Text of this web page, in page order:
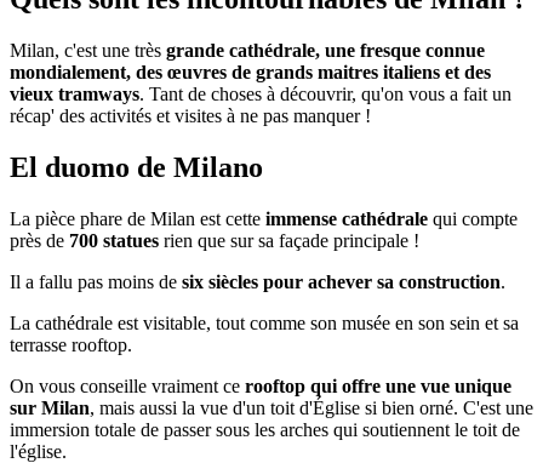
Milan, c'est une très grande cathédrale, une fresque connue
mondialement, des œuvres de grands maitres italiens et des
vieux tramways. Tant de choses à découvrir, qu'on vous a fait un
récap' des activités et visites à ne pas manquer !
El duomo de Milano
La pièce phare de Milan est cette immense cathédrale qui compte
près de 700 statues rien que sur sa façade principale !
Il a fallu pas moins de six siècles pour achever sa construction.
La cathédrale est visitable, tout comme son musée en son sein et sa
terrasse rooftop.
On vous conseille vraiment ce rooftop qui offre une vue unique
sur Milan, mais aussi la vue d'un toit d'Église si bien orné. C'est une
immersion totale de passer sous les arches qui soutiennent le toit de
l'église.